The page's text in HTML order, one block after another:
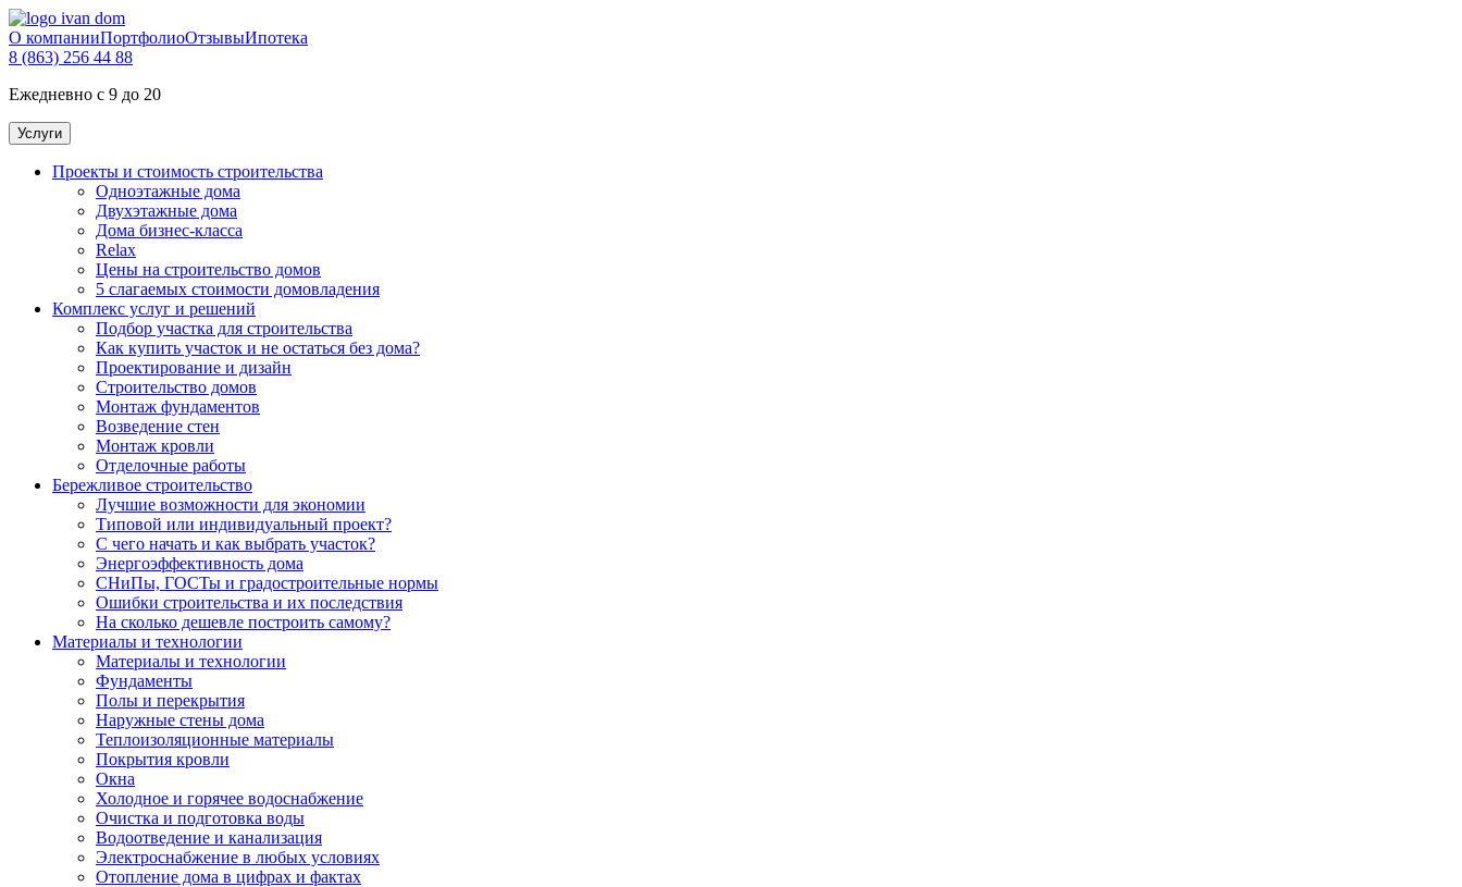
О компанииПортфолиоОтзывыИпотека
8 (863) 256 44 88
Ежедневно с 9 до 20
Услуги
Проекты и стоимость строительства
Одноэтажные дома
Двухэтажные дома
Дома бизнес-класса
Relax
Цены на строительство домов
5 слагаемых стоимости домовладения
Комплекс услуг и решений
Подбор участка для строительства
Как купить участок и не остаться без дома?
Проектирование и дизайн
Строительство домов
Монтаж фундаментов
Возведение стен
Монтаж кровли
Отделочные работы
Бережливое строительство
Лучшие возможности для экономии
Типовой или индивидуальный проект?
С чего начать и как выбрать участок?
Энергоэффективность дома
СНиПы, ГОСТы и градостроительные нормы
Ошибки строительства и их последствия
На сколько дешевле построить самому?
Материалы и технологии
Материалы и технологии
Фундаменты
Полы и перекрытия
Наружные стены дома
Теплоизоляционные материалы
Покрытия кровли
Окна
Холодное и горячее водоснабжение
Очистка и подготовка воды
Водоотведение и канализация
Электроснабжение в любых условиях
Отопление дома в цифрах и фактах